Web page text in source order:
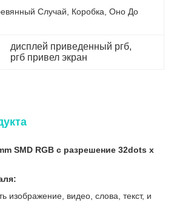
Случай, Коробка, Оно До
дисплей приведенный ргб,
ргб привел экран
SMD RGB с разрешение 32dots x
изображение, видео, слова, текст, и